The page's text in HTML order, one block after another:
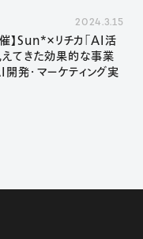
2024.3.15
催】Sun*×リチカ「AI活
てきた効果的な事業
発・マーケティング実